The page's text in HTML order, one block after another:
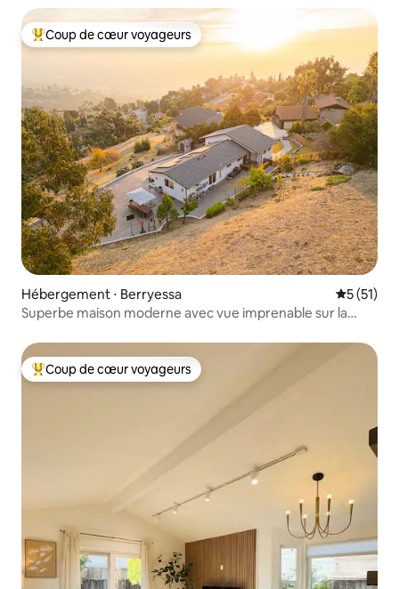
Coups de cœur voyageurs les plus appréciés
Coup de cœur voyageurs
Hébergement ⋅ Berryessa
5 (51)
Superbe maison moderne avec vue imprenable sur la
Coups de cœur voyageurs les plus appréciés
Coup de cœur voyageurs